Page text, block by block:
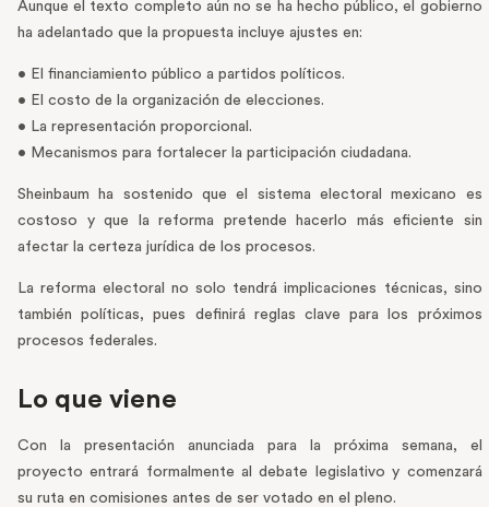
Aunque el texto completo aún no se ha hecho público, el gobierno
ha adelantado que la propuesta incluye ajustes en:
• El financiamiento público a partidos políticos.
• El costo de la organización de elecciones.
• La representación proporcional.
• Mecanismos para fortalecer la participación ciudadana.
Sheinbaum ha sostenido que el sistema electoral mexicano es
costoso y que la reforma pretende hacerlo más eficiente sin
afectar la certeza jurídica de los procesos.
La reforma electoral no solo tendrá implicaciones técnicas, sino
también políticas, pues definirá reglas clave para los próximos
procesos federales.
Lo que viene
Con la presentación anunciada para la próxima semana, el
proyecto entrará formalmente al debate legislativo y comenzará
su ruta en comisiones antes de ser votado en el pleno.